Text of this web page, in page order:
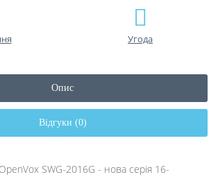
Угода
Опис
Відгуки (0)
SWG-2016G - нова серія 16-